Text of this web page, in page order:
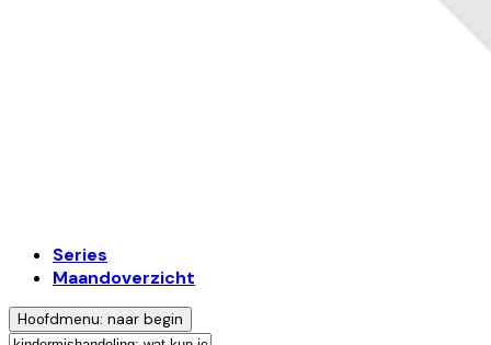
Series
Maandoverzicht
Hoofdmenu: naar begin